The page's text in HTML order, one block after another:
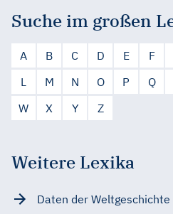
Suche im großen
A B C D E F
L
M N O P Q
W
X Y Z
Weitere Lexika
Daten der Weltgeschichte